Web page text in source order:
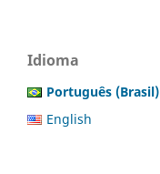
Idioma
Português (Brasil)
English